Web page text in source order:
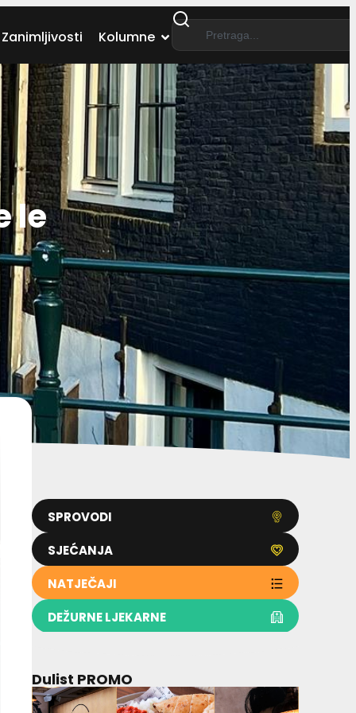
Zanimljivosti Kolumne
le
SPROVODI
SJEĆANJA
NATJEČAJI
DEŽURNE LJEKARNE
Dulist PROMO